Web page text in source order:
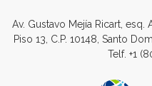
Av. Gustavo Mejía Ricart, esq.
Piso 13, C.P. 10148, Santo
Telf. +1